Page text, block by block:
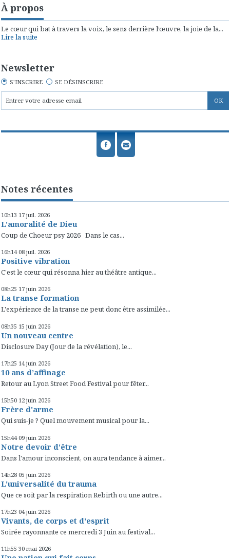
À propos
Le cœur qui bat à travers la voix, le sens derrière l’œuvre, la joie de la...
Lire la suite
Newsletter
S'INSCRIRE SE DÉSINSCRIRE
Notes récentes
10h13 17 juil. 2026
L'amoralité de Dieu
Coup de Choeur psy 2026 Dans le cas...
16h14 08 juil. 2026
Positive vibration
C'est le cœur qui résonna hier au théâtre antique...
08h25 17 juin 2026
La transe formation
L'expérience de la transe ne peut donc être assimilée...
08h35 15 juin 2026
Un nouveau centre
Disclosure Day (Jour de la révélation), le...
17h25 14 juin 2026
10 ans d’affinage
Retour au Lyon Street Food Festival pour fêter...
15h50 12 juin 2026
Frère d'arme
Qui suis-je ? Quel mouvement musical pour la...
15h44 09 juin 2026
Notre devoir d'être
Dans l'amour inconscient, on aura tendance à aimer...
14h28 05 juin 2026
L'universalité du trauma
Que ce soit par la respiration Rebirth ou une autre...
17h23 04 juin 2026
Vivants, de corps et d'esprit
Soirée rayonnante ce mercredi 3 Juin au festival...
11h55 30 mai 2026